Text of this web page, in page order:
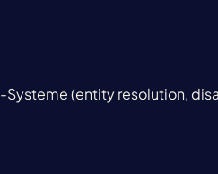
(entity resolution,